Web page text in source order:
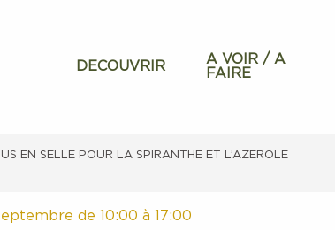
DECOUVRIR
A VOIR / A
FAIRE
EN SELLE POUR LA SPIRANTHE ET L’AZEROLE
de 10:00 à 17:00